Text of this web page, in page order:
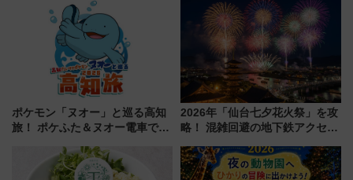
「身の回り品」新サイズ制限
(40×30×20cm)おさらい
ケジュール 夜風とビール、映画
を満喫！
ポケモン「ヌオー」と巡る高知
旅！ ポケふた＆ヌオー電車で楽
路の絶景と絶品グルメを満喫！
（7月18日スタート）
2026年「仙台七夕花火祭」を攻
略！ 混雑回避の地下鉄アクセス
火前に楽しむ仙台観光ルートま
で解説！